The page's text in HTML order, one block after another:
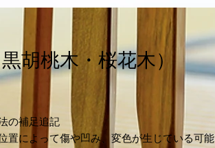
胡桃木・桜花木）
の補足追記
置によって傷や凹み、変色が生じている可能